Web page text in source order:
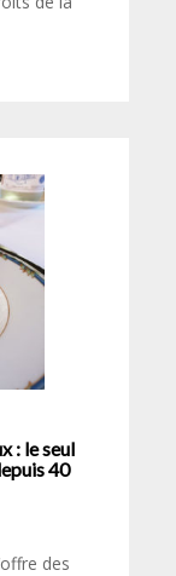
: le seul
40
des